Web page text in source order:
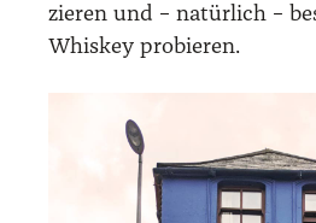
zie­ren und – natür­lich –
Whis­key pro­bie­ren.